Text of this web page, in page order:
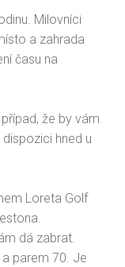
Milovníci
a zahrada
času na
že by vám
hned u
Loreta Golf
dá zabrat.
parem 70. Je